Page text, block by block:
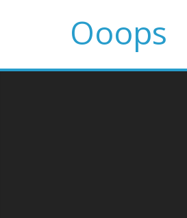
Ooops